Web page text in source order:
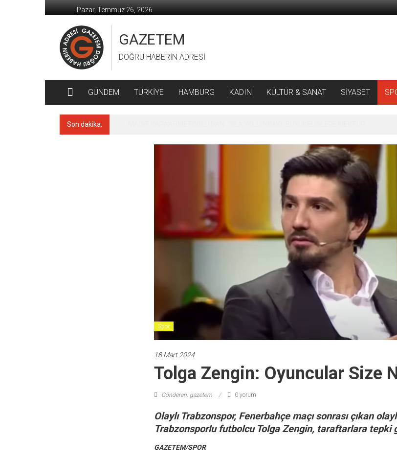
geç
Pazar, Temmuz 26, 2026
GAZETEM
DOĞRU HABERİN ADRESİ
GÜNDEM TÜRKİYE HAMBURG KADIN KÜLTÜR & SANAT SİYASET
Son dakika:
Spor
18 Mart 2024
Tolga Zengin: Oyuncular Size
Gönderen: gazetem 0 yorum
Olaylı Trabzonspor, Fenerbahçe maçı sonrası çıkan
Trabzonsporlu futbolcu Tolga Zengin, taraftarlara tepki
GAZETEM/SPOR